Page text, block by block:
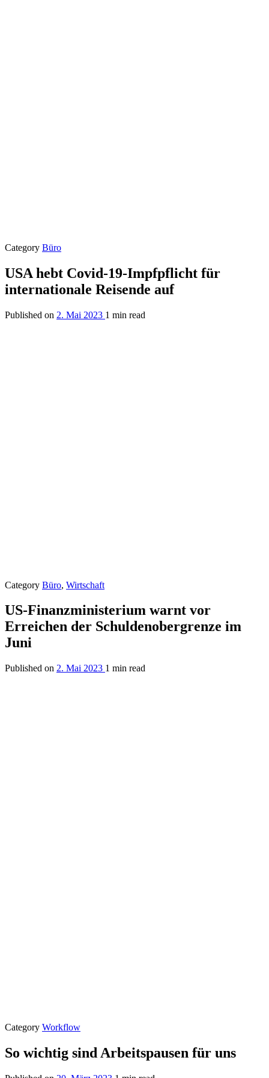
Category Büro
USA hebt Covid-19-Impfpflicht für
internationale Reisende auf
Published on 2. Mai 2023 1 min read
Category Büro, Wirtschaft
US-Finanzministerium warnt vor
Erreichen der Schuldenobergrenze im
Juni
Published on 2. Mai 2023 1 min read
Category Workflow
So wichtig sind Arbeitspausen für uns